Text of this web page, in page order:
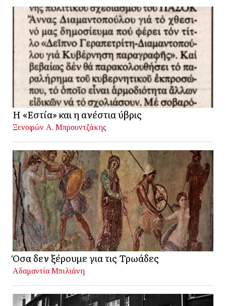
Η «Εστία» και η ανέστια ύβρις
Ξενοφών Α. Μπρουντζάκης
Όσα δεν ξέρουμε για τις Τρωάδες
Αδαμαντία Μπιλιάνη